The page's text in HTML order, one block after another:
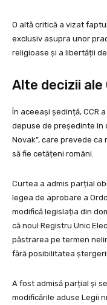
O altă critică a vizat
exclusiv asupra unor
religioase și a libertății
Alte decizii
În aceeași ședință, CCR
depuse de președinte în
Novak”, care prevede
să fie cetățeni români.
Curtea a admis parțial
legea de aprobare a
modifică legislația din
că noul Registru Unic
păstrarea pe termen
fără posibilitatea
A fost admisă parțial și
modificările aduse Legii